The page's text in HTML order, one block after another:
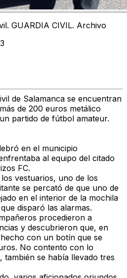
GUARDIA CIVIL. Archivo
de Salamanca se encuentran
de 200 euros metálico
partido de fútbol amateur.
en el municipio
al equipo del citado
FC.
vestuarios, uno de los
se percató de que uno de
en el interior de la mochila
disparó las alarmas.
procedieron a
y descubrieron que, en
con un botín que se
No contento con lo
también se había llevado tres